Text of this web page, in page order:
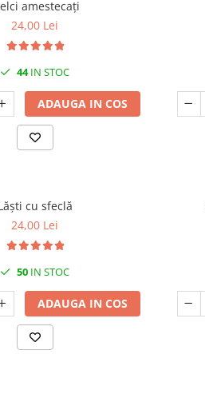
amestecați
24,00 Lei
44IN STOC
ADAUGA IN COS
cu sfeclă
24,00 Lei
50 IN STOC
ADAUGA IN COS